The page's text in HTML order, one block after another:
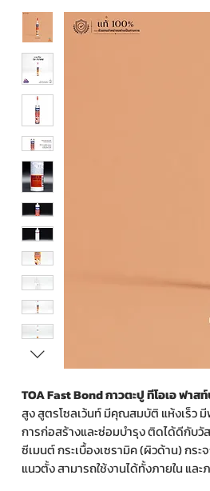
TOA Fast Bond กาวตะปู ทีโอเอ ฟาส
สูง สูตรโซลเว้นท์ มีคุณสมบัติ แห้งเร็ว
การก่อสร้างและซ่อมบำรุง ติดได้ดีกับวั
ซีเมนต์ กระเบื้องเซรามิค (ผิวด้าน) กระ
แนวตั้ง สามารถใช้งานได้ทั้งภายใน แล